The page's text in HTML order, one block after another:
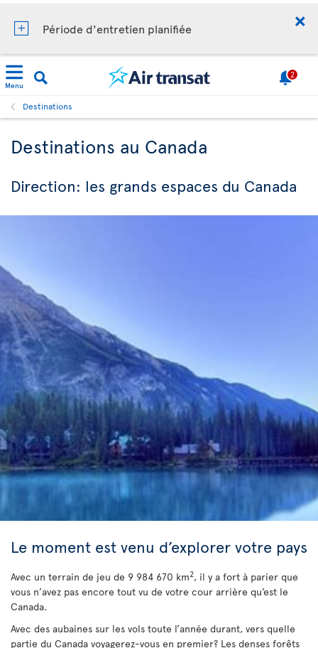
Période d'entretien planifiée
Menu
2
Destinations
Destinations au Canada
Direction: les grands espaces du Canada
Le moment est venu d’explorer votre pays
Avec un terrain de jeu de 9 984 670 km2, il y a fort à parier que
vous n’avez pas encore tout vu de votre cour arrière qu’est le
Canada.
Avec des aubaines sur les vols toute l’année durant, vers quelle
partie du Canada voyagerez-vous en premier? Les denses forêts